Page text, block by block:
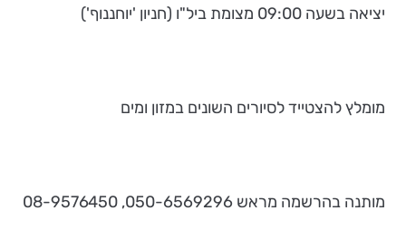
יציאה בשעה 09:00 מצומת ביל"ו (חניון 'יוחננוף')
מומלץ להצטייד לסיורים השונים במזון ומים
מותנה בהרשמה מראש 050-6569296, 08-9576450